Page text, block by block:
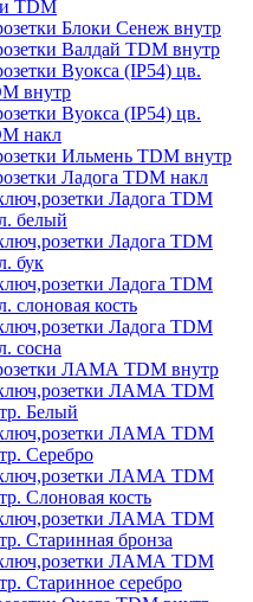
TDM
Блоки Сенеж внутр
Валдай TDM внутр
Вуокса (IP54) цв.
внутр
Вуокса (IP54) цв.
накл
Ильмень TDM внутр
Ладога TDM накл
Ладога TDM
белый
Ладога TDM
бук
Ладога TDM
слоновая кость
Ладога TDM
сосна
ЛАМА TDM внутр
ЛАМА TDM
Белый
ЛАМА TDM
Серебро
ЛАМА TDM
Слоновая кость
ЛАМА TDM
Старинная бронза
ЛАМА TDM
Старинное серебро